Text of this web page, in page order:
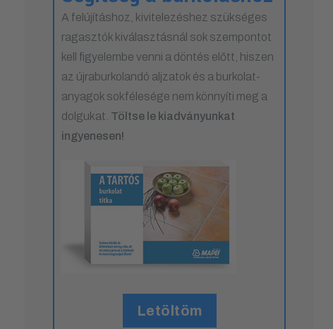
A felújításhoz, kivitelezéshez szükséges
ragasztók kiválasztásnál sok szempontot
kell figyelembe venni a döntés előtt, hiszen
az újraburkolandó aljzatok és a burkolat-
anyagok sokfélesége nem könnyíti meg a
dolgukat. Töltse le kiadványunkat
ingyenesen!
Letöltöm